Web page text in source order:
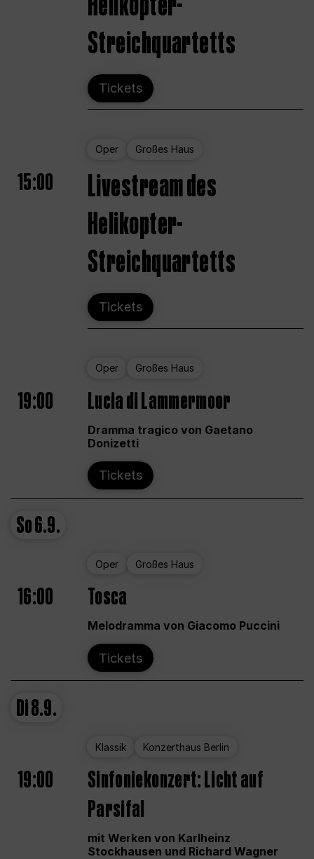
Streichquartetts
Tickets
Oper Großes Haus
15:00
Livestream des
Helikopter-
Streichquartetts
Tickets
Oper Großes Haus
19:00 Lucia di Lammermoor
Dramma tragico von Gaetano
Donizetti
Tickets
So6.9.
Oper Großes Haus
16:00 Tosca
Melodramma von Giacomo Puccini
Tickets
Di8.9.
Klassik Konzerthaus Berlin
19:00
Sinfoniekonzert: Licht auf
Parsifal
mit Werken von Karlheinz
Stockhausen und Richard Wagner